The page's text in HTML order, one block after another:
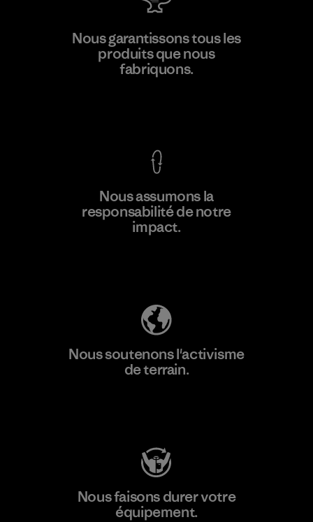
Sheico Thailand Co., Ltd.
Nous garantissons tous les
produits que nous
fabriquons.
Nous assumons la
responsabilité de notre
impact.
Nous soutenons l'activisme
de terrain.
Nous faisons durer votre
équipement.